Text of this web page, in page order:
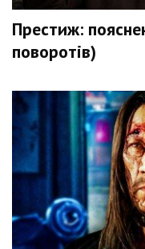
Престиж:
поворотів)